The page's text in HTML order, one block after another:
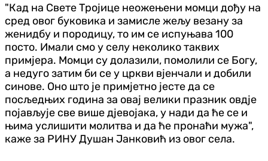
"Кад на Свете Тројице неожењени момци дођу на
сред овог буковика и замисле жељу везану за
женидбу и породицу, то им се испуњава 100
посто. Имали смо у селу неколико таквих
примјера. Момци су долазили, помолили се Богу,
а недуго затим би се у цркви вјенчали и добили
синове. Оно што је примјетно јесте да се
посљедњих година за овај велики празник овдје
појављује све више дјевојака, у нади да ће се и
њима услишити молитва и да ће пронаћи мужа",
каже за РИНУ Душан Јанковић из овог села.